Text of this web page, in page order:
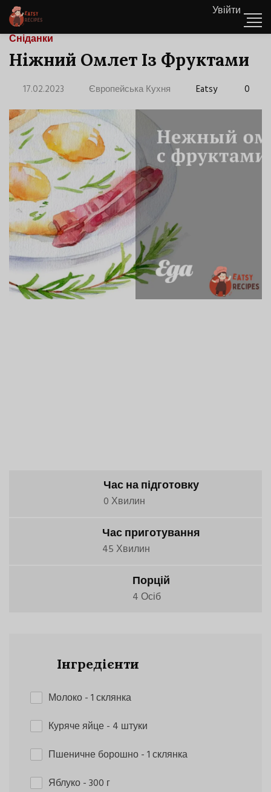
Увійти
Сніданки
Ніжний Омлет Із Фруктами
17.02.2023 Європейська Кухня Eatsy 0
Час на підготовку
0 Хвилин
Час приготування
45 Хвилин
Порцій
4 Осіб
Інгредієнти
Молоко- 1 склянка
Куряче яйце- 4 штуки
Пшеничне борошно- 1 склянка
Яблуко- 300 г